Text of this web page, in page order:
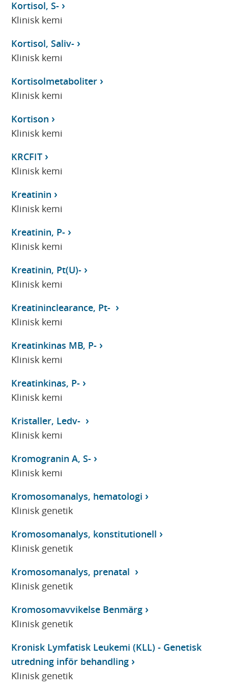
Kortisol, S-
Klinisk kemi
Kortisol, Saliv-
Klinisk kemi
Kortisolmetaboliter
Klinisk kemi
Kortison
Klinisk kemi
KRCFIT
Klinisk kemi
Kreatinin
Klinisk kemi
Kreatinin, P-
Klinisk kemi
Kreatinin, Pt(U)-
Klinisk kemi
Kreatininclearance, Pt-
Klinisk kemi
Kreatinkinas MB, P-
Klinisk kemi
Kreatinkinas, P-
Klinisk kemi
Kristaller, Ledv-
Klinisk kemi
Kromogranin A, S-
Klinisk kemi
Kromosomanalys, hematologi
Klinisk genetik
Kromosomanalys, konstitutionell
Klinisk genetik
Kromosomanalys, prenatal
Klinisk genetik
Kromosomavvikelse Benmärg
Klinisk genetik
Kronisk Lymfatisk Leukemi (KLL) - Genetisk
utredning inför behandling
Klinisk genetik